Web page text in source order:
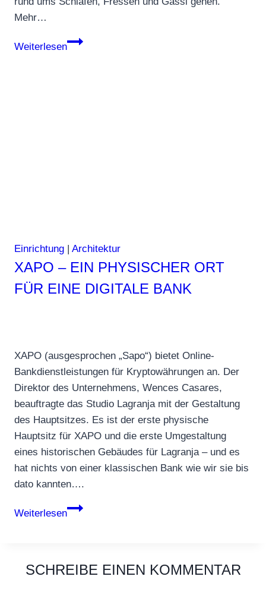
Mehr…
Weiterlesen
Für
Einrichtung Architektur
XAPO – EIN PHYSISCHER ORT
FÜR EINE DIGITALE BANK
XAPO (ausgesprochen „Sapo“) bietet Online-
Bankdienstleistungen für Kryptowährungen an. Der
Direktor des Unternehmens, Wences Casares,
beauftragte das Studio Lagranja mit der Gestaltung
des Hauptsitzes. Es ist der erste physische
Hauptsitz für XAPO und die erste Umgestaltung
eines historischen Gebäudes für Lagranja – und es
hat nichts von einer klassischen Bank wie wir sie bis
dato kannten….
Weiterlesen
XAPO
Ort
SCHREIBE EINEN KOMMENTAR